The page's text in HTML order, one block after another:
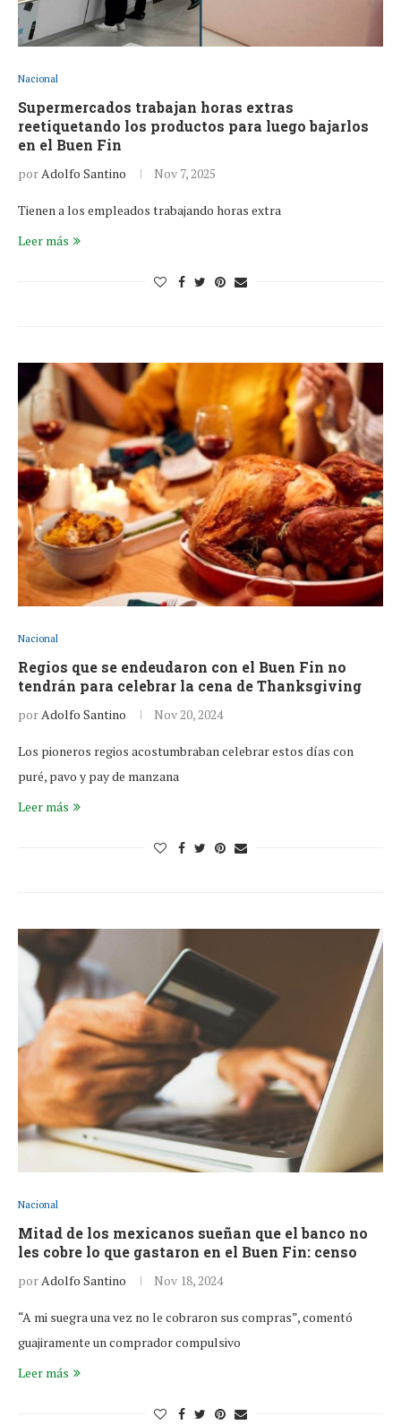
Nacional
Supermercados trabajan horas extras
reetiquetando los productos para luego bajarlos
en el Buen Fin
porAdolfo Santino Nov 7, 2025
Tienen a los empleados trabajando horas extra
Leer más
Nacional
Regios que se endeudaron con el Buen Fin no
tendrán para celebrar la cena de Thanksgiving
porAdolfo Santino Nov 20, 2024
Los pioneros regios acostumbraban celebrar estos días con
puré, pavo y pay de manzana
Leer más
Nacional
Mitad de los mexicanos sueñan que el banco no
les cobre lo que gastaron en el Buen Fin: censo
porAdolfo Santino Nov 18, 2024
“A mi suegra una vez no le cobraron sus compras”, comentó
guajiramente un comprador compulsivo
Leer más